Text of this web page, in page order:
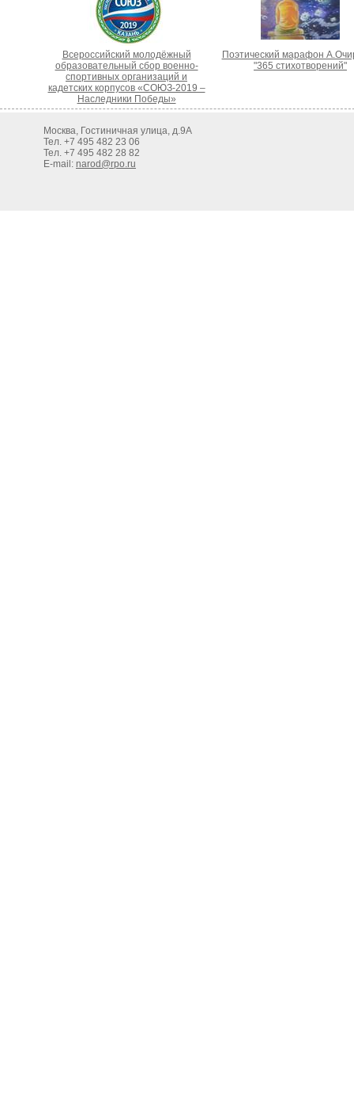
Всероссийский молодёжный
образовательный сбор военно-
спортивных организаций и
кадетских корпусов «СОЮЗ-2019 –
Наследники Победы»
Поэтический марафон
"365 стихотворений"
Москва, Гостиничная улица, д.9А
Тел. +7 495 482 23 06
Тел. +7 495 482 28 82
E-mail: narod@rpo.ru